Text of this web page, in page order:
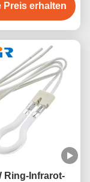
Preis erhalten
Ring-Infrarot-